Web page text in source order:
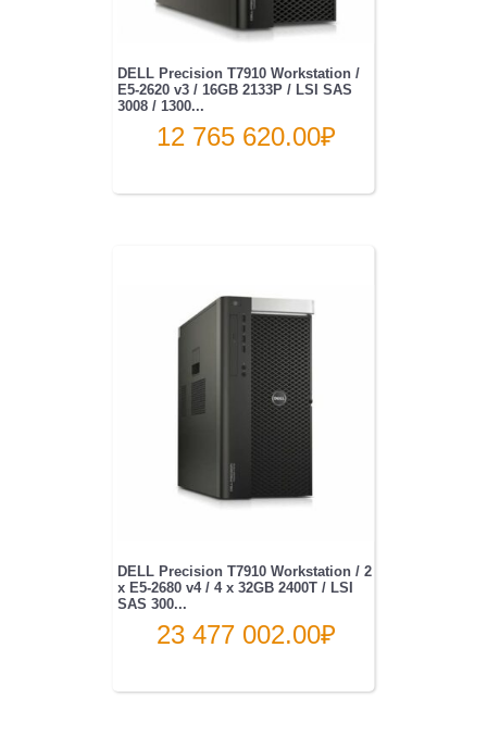
DELL Precision T7910 Workstation /
E5-2620 v3 / 16GB 2133P / LSI SAS
3008 / 1300...
12 765 620.00₽
DELL Precision T7910 Workstation / 2
x E5-2680 v4 / 4 x 32GB 2400T / LSI
SAS 300...
23 477 002.00₽